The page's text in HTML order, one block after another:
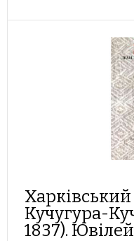
Харківський
Кучугура-
1837).